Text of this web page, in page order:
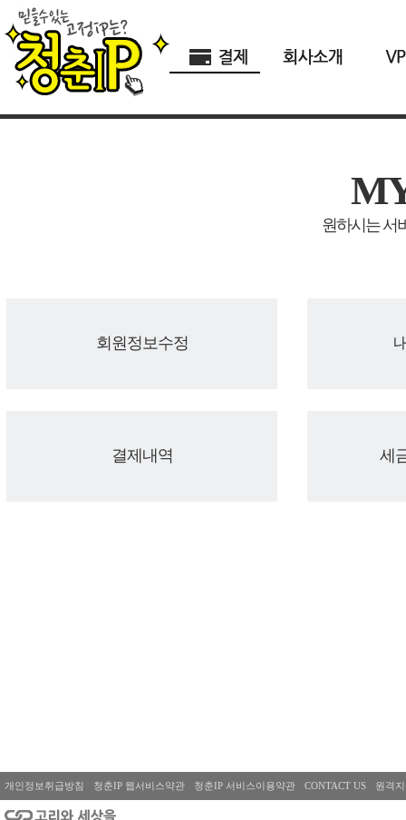
원하시는 서
회원정보수정
결제내역 세
개인정보취급방침 청춘IP 웹서비스약관 청춘IP 서비스이용약관 CONTACT US 원격